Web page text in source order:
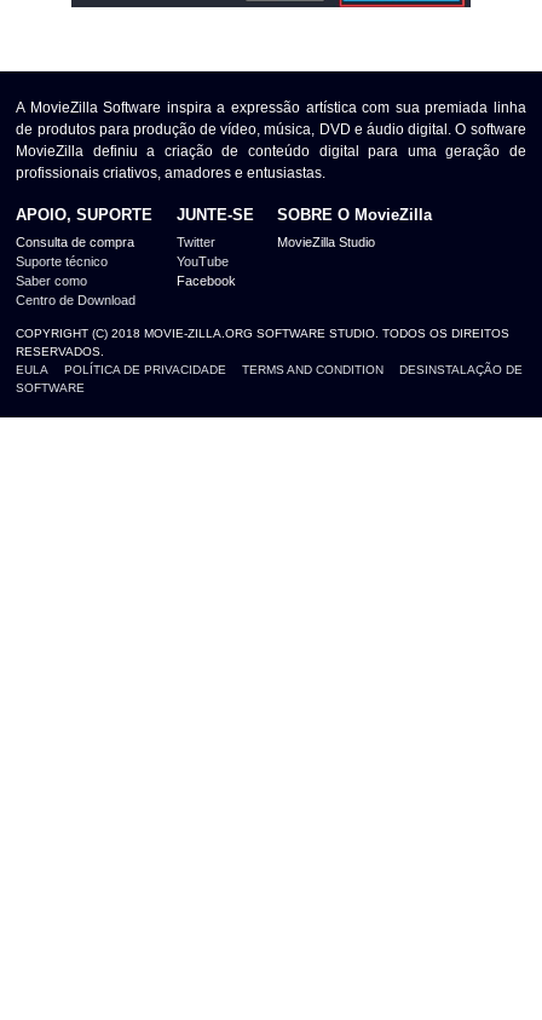
A MovieZilla Software inspira a expressão artística com sua premiada linha
de produtos para produção de vídeo, música, DVD e áudio digital. O software
MovieZilla definiu a criação de conteúdo digital para uma geração de
profissionais criativos, amadores e entusiastas.
APOIO, SUPORTE
Consulta de compra
Suporte técnico
Saber como
Centro de Download
JUNTE-SE
Twitter
YouTube
Facebook
SOBRE O MovieZilla
MovieZilla Studio
COPYRIGHT (C) 2018 MOVIE-ZILLA.ORG SOFTWARE STUDIO. TODOS OS DIREITOS
RESERVADOS.
EULA
POLÍTICA DE PRIVACIDADE TERMS AND CONDITION
DESINSTALAÇÃO DE
SOFTWARE